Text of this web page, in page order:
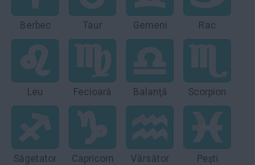
Berbec Taur Gemeni Rac
Leu Fecioară Balanţă Scorpion
Săgetator Capricorn Vărsător Peşti